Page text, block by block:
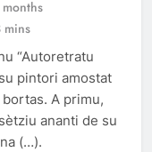
mins
“Autoretratu
pintori amostat
A primu,
ananti de su
(…).